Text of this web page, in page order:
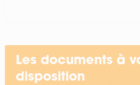
Les documents à
disposition